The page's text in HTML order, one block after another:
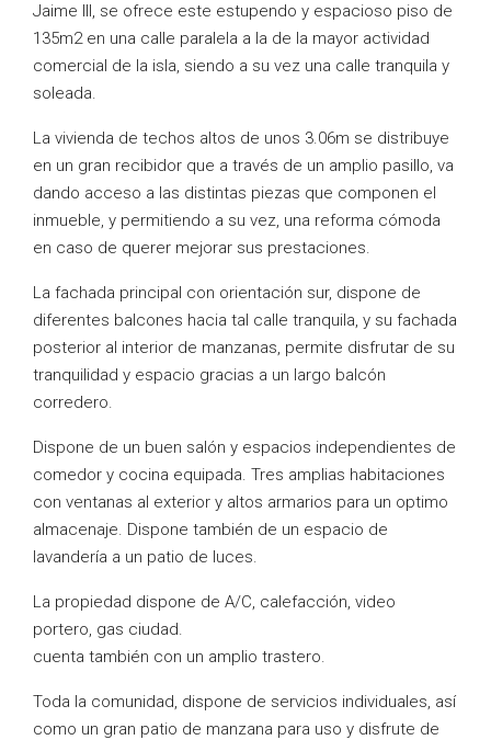
Jaime III, se ofrece este estupendo y espacioso piso de
135m2 en una calle paralela a la de la mayor actividad
comercial de la isla, siendo a su vez una calle tranquila y
soleada.
La vivienda de techos altos de unos 3.06m se distribuye
en un gran recibidor que a través de un amplio pasillo, va
dando acceso a las distintas piezas que componen el
inmueble, y permitiendo a su vez, una reforma cómoda
en caso de querer mejorar sus prestaciones.
La fachada principal con orientación sur, dispone de
diferentes balcones hacia tal calle tranquila, y su fachada
posterior al interior de manzanas, permite disfrutar de su
tranquilidad y espacio gracias a un largo balcón
corredero.
Dispone de un buen salón y espacios independientes de
comedor y cocina equipada. Tres amplias habitaciones
con ventanas al exterior y altos armarios para un optimo
almacenaje. Dispone también de un espacio de
lavandería a un patio de luces.
La propiedad dispone de A/C, calefacción, video
portero, gas ciudad.
cuenta también con un amplio trastero.
Toda la comunidad, dispone de servicios individuales, así
como un gran patio de manzana para uso y disfrute de